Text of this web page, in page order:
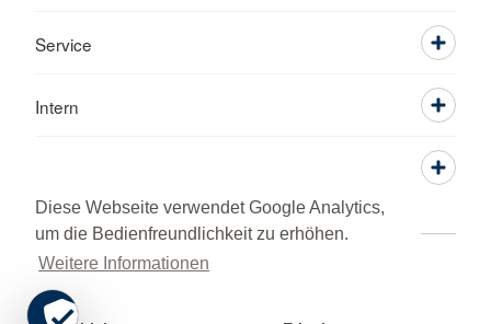
Diese Webseite verwendet Google Analytics,
um die Bedienfreundlichkeit zu erhöhen.
Weitere Informationen
Service
Intern
Adressen Kontakt Sitemap
Impressum